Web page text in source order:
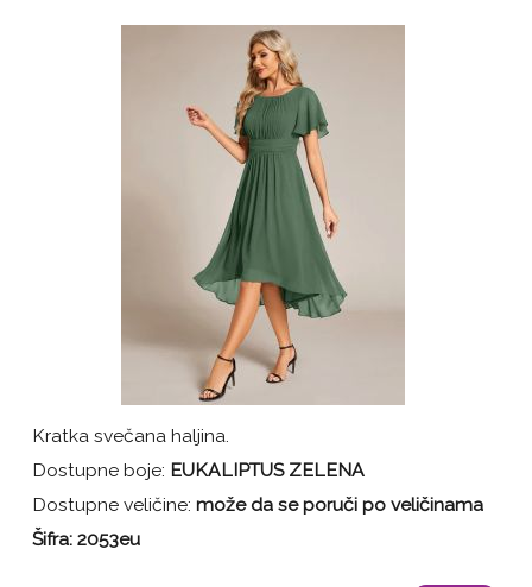
Kratka svečana haljina.
Dostupne boje: EUKALIPTUS ZELENA
Dostupne veličine:može da se poruči po veličinama
Šifra: 2053eu